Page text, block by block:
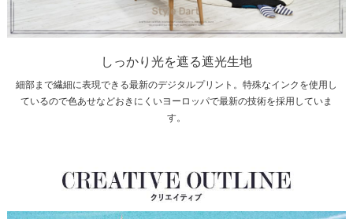
しっかり光を遮る遮光生地
細部まで繊細に表現できる最新のデジタルプリント。特殊なインクを使用し
ているので色あせなどおきにくいヨーロッパで最新の技術を採用していま
す。